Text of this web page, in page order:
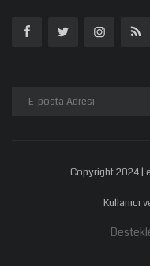
Copyright 2024 |
Kullanıcı